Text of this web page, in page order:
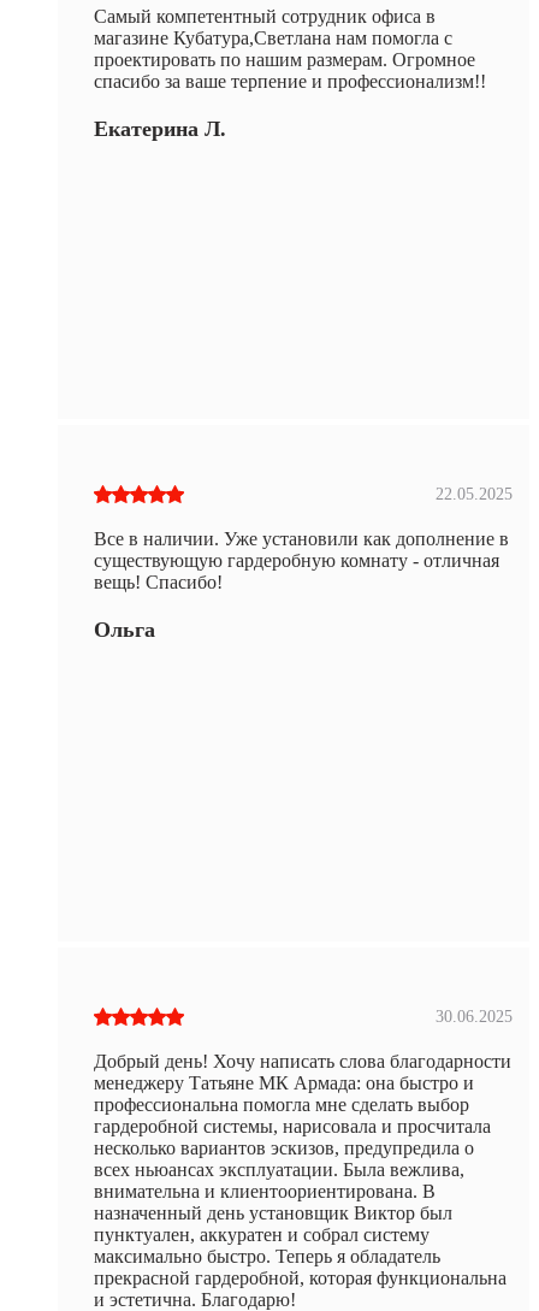
Самый компетентный сотрудник офиса в
магазине Кубатура,Светлана нам помогла с
проектировать по нашим размерам. Огромное
спасибо за ваше терпение и профессионализм!!
Екатерина Л.
22.05.2025
Все в наличии. Уже установили как дополнение в
существующую гардеробную комнату - отличная
вещь! Спасибо!
Ольга
30.06.2025
Добрый день! Хочу написать слова благодарности
менеджеру Татьяне МК Армада: она быстро и
профессиональна помогла мне сделать выбор
гардеробной системы, нарисовала и просчитала
несколько вариантов эскизов, предупредила о
всех ньюансах эксплуатации. Была вежлива,
внимательна и клиентоориентирована. В
назначенный день установщик Виктор был
пунктуален, аккуратен и собрал систему
максимально быстро. Теперь я обладатель
прекрасной гардеробной, которая функциональна
и эстетична. Благодарю!